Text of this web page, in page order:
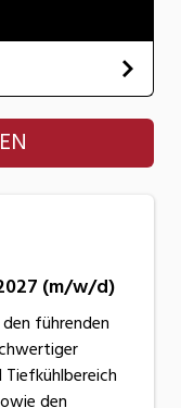
(m/w/d)
führenden
den